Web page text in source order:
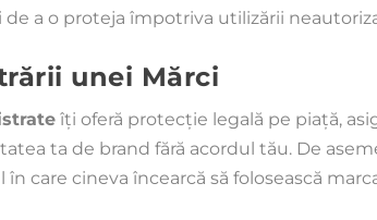
a o proteja împotriva utilizării
unei Mărci
îți oferă protecție legală pe piață,
ta de brand fără acordul tău. De
care cineva încearcă să folosească